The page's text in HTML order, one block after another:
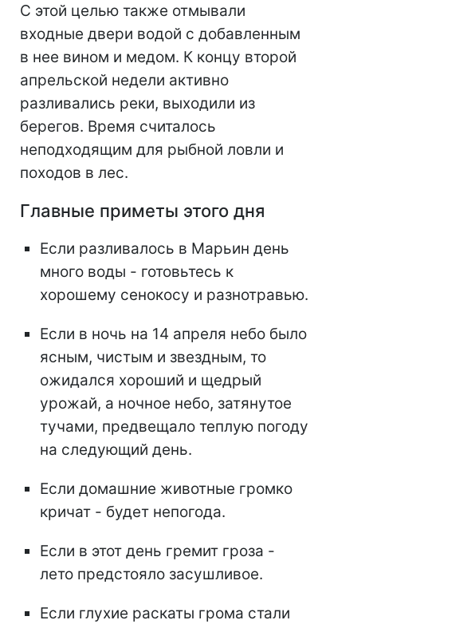
С этой целью также отмывали
входные двери водой с добавленным
в нее вином и медом. К концу второй
апрельской недели активно
разливались реки, выходили из
берегов. Время считалось
неподходящим для рыбной ловли и
походов в лес.
Главные приметы этого дня
Если разливалось в Марьин день
много воды - готовьтесь к
хорошему сенокосу и разнотравью.
Если в ночь на 14 апреля небо было
ясным, чистым и звездным, то
ожидался хороший и щедрый
урожай, а ночное небо, затянутое
тучами, предвещало теплую погоду
на следующий день.
Если домашние животные громко
кричат - будет непогода.
Если в этот день гремит гроза -
лето предстояло засушливое.
Если глухие раскаты грома стали